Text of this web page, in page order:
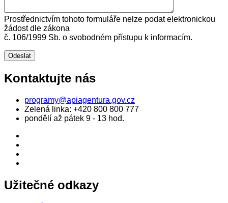
Prostřednictvím tohoto formuláře nelze podat elektronickou
žádost dle zákona
č. 106/1999 Sb. o svobodném přístupu k informacím.
Kontaktujte nás
programy@apiagentura.gov.cz
Zelená linka: +420 800 800 777
pondělí až pátek 9 - 13 hod.
Užitečné odkazy